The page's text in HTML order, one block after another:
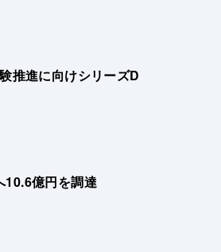
推進に向けシリーズD
10.6億円を調達